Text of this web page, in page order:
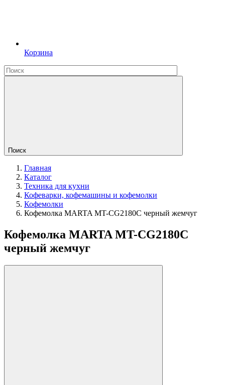
Корзина
Поиск
Главная
Каталог
Техника для кухни
Кофеварки, кофемашины и кофемолки
Кофемолки
Кофемолка MARTA MT-CG2180C черный жемчуг
Кофемолка MARTA MT-CG2180C
черный жемчуг